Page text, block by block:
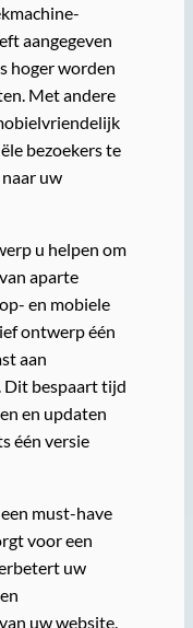
aangegeven
hoger worden
Met andere
bezoekers te
uw
u helpen om
aparte
en mobiele
ontwerp één
aan
Dit bespaart tijd
en updaten
één versie
must-have
voor een
uw
uw website.